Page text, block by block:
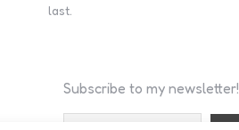
last.
Subscribe to my newsletter!